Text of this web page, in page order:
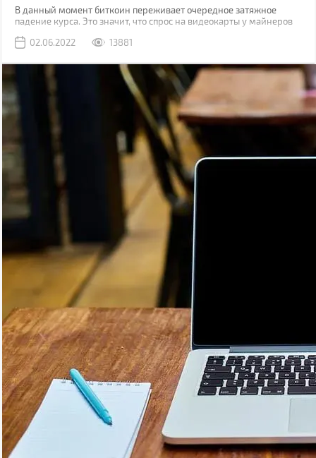
В данный момент биткоин переживает очередное затяжное
падение курса. Это значит, что спрос на видеокарты у майнеров
розничном рынке. Снизятся и цены на дискретную графику. Едва
были на 10-15% дороже цены рекомендованной производителем,
но падение будет ощутимым.
02.06.2022 13881